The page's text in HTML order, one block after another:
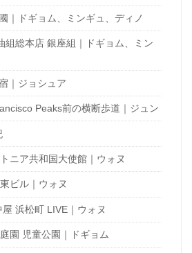
｜ドギョム、ミンギュ、ディノ
総本店 銀座組｜ドギョム、ミン
｜ジョシュア
Peaks前の横断歩道｜ジュン
ニア共和国大使館｜ウォヌ
ビル｜ウォヌ
浜松町 LIVE｜ウォヌ
園 児童公園｜ドギョム